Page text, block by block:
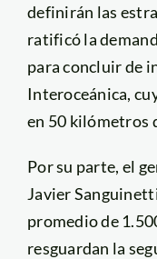
definirán las
ratificó la
para concluir de
Interoceánica,
en 50 kilómetros
Por su parte, el
Javier
promedio de
resguardan la